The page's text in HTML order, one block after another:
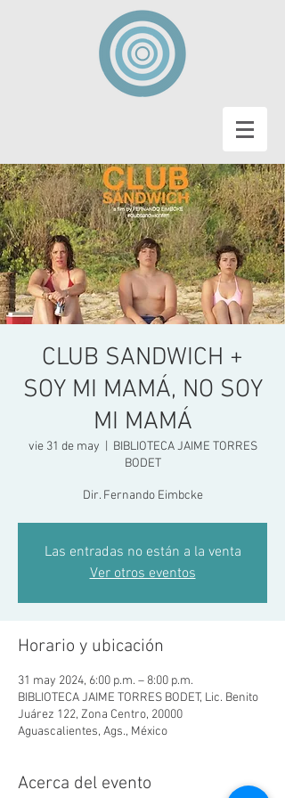
CLUB SANDWICH +
SOY MI MAMÁ, NO SOY
MI MAMÁ
vie 31 de may
BIBLIOTECA JAIME TORRES
BODET
Dir. Fernando Eimbcke
Las entradas no están a la venta
Ver otros eventos
Horario y ubicación
31 may 2024, 6:00 p.m. – 8:00 p.m.
BIBLIOTECA JAIME TORRES BODET, Lic. Benito
Juárez 122, Zona Centro, 20000
Aguascalientes, Ags., México
Acerca del evento